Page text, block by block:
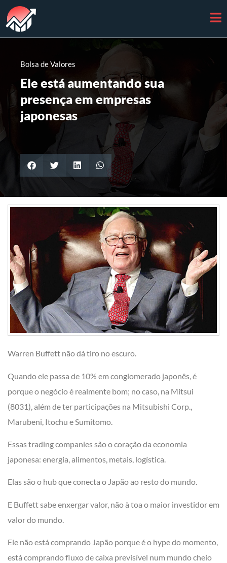
Bolsa de Valores
Ele está aumentando sua
presença em empresas
japonesas
Warren Buffett não dá tiro no escuro.
Quando ele passa de 10% em conglomerado japonês, é
porque o negócio é realmente bom; no caso, na Mitsui
(8031), além de ter participações na Mitsubishi Corp.,
Marubeni, Itochu e Sumitomo.
Essas trading companies são o coração da economia
japonesa: energia, alimentos, metais, logística.
Elas são o hub que conecta o Japão ao resto do mundo.
E Buffett sabe enxergar valor, não à toa o maior investidor em
valor do mundo.
Ele não está comprando Japão porque é o hype do momento,
está comprando fluxo de caixa previsível num mundo cheio